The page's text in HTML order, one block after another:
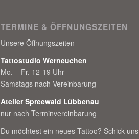
TERMINE & ÖFFNUNGSZEITEN
Unsere Öffnungszeiten
Tattostudio Werneuchen
Mo. – Fr. 12-19 Uhr
Samstags nach Vereinbarung
Atelier Spreewald Lübbenau
nur nach Terminvereinbarung
Du möchtest ein neues Tattoo? Schick uns